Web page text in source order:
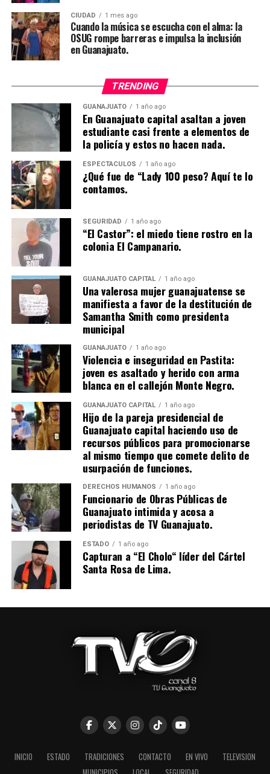
CIUDAD 1 mes ago
Cuando la música se escucha con el alma: la
OSUG rompe barreras e impulsa la inclusión
en Guanajuato.
TRENDING
GUANAJUATO 1 año ago
En Guanajuato capital asaltan a joven
estudiante casi frente a elementos de
la policía y estos no hacen nada.
ESPECTÁCULOS 1 año ago
¿Qué fue de “Lady 100 peso? Aquí te lo
contamos.
SEGURIDAD 1 año ago
“El Castor”: el miedo tiene rostro en la
colonia El Campanario.
GUANAJUATO CAPITAL 1 año ago
Una valerosa mujer guanajuatense se
manifiesta a favor de la destitución de
Samantha Smith como presidenta
municipal
GUANAJUATO 1 año ago
Violencia e inseguridad en Pastita:
joven es asaltado y herido con arma
blanca en el callejón Monte Negro.
GUANAJUATO CAPITAL 1 año ago
Hijo de la pareja presidencial de
Guanajuato capital haciendo uso de
recursos públicos para promocionarse
al mismo tiempo que comete delito de
usurpación de funciones.
DERECHOS HUMANOS 1 año ago
Funcionario de Obras Públicas de
Guanajuato intimida y acosa a
periodistas de TV Guanajuato.
ESTADO 1 año ago
Capturan a “El Cholo“ líder del Cártel
Santa Rosa de Lima.
INICIO ESTADO TRADICIONES CONTACTO EN VIVO
TELEVISION